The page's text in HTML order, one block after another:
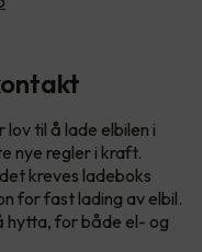
til å lade elbilen i
nye regler i kraft.
kreves ladeboks
for fast lading av elbil.
hytta, for både el- og